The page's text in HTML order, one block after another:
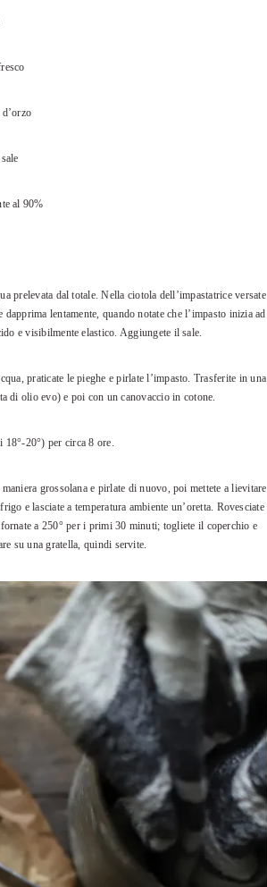
al 90%
prelevata dal totale. Nella ciotola dell’impastatrice versate
lentamente, quando notate che l’impasto inizia ad
e visibilmente elastico. Aggiungete il sale.
praticate le pieghe e pirlate l’impasto. Trasferite in una
di olio evo) e poi con un canovaccio in cotone.
18°-20°) per circa 8 ore.
grossolana e pirlate di nuovo, poi mettete a lievitare
e lasciate a temperatura ambiente un’oretta. Rovesciate
a 250° per i primi 30 minuti; togliete il coperchio e
su una gratella, quindi servite.